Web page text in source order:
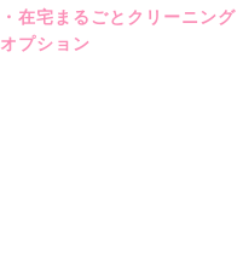
・在宅まるごとクリーニング
オプション